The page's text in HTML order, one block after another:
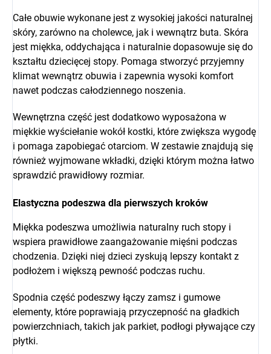
Całe obuwie wykonane jest z wysokiej jakości naturalnej
skóry, zarówno na cholewce, jak i wewnątrz buta. Skóra
jest miękka, oddychająca i naturalnie dopasowuje się do
kształtu dziecięcej stopy. Pomaga stworzyć przyjemny
klimat wewnątrz obuwia i zapewnia wysoki komfort
nawet podczas całodziennego noszenia.
Wewnętrzna część jest dodatkowo wyposażona w
miękkie wyściełanie wokół kostki, które zwiększa wygodę
i pomaga zapobiegać otarciom. W zestawie znajdują się
również wyjmowane wkładki, dzięki którym można łatwo
sprawdzić prawidłowy rozmiar.
Elastyczna podeszwa dla pierwszych kroków
Miękka podeszwa umożliwia naturalny ruch stopy i
wspiera prawidłowe zaangażowanie mięśni podczas
chodzenia. Dzięki niej dzieci zyskują lepszy kontakt z
podłożem i większą pewność podczas ruchu.
Spodnia część podeszwy łączy zamsz i gumowe
elementy, które poprawiają przyczepność na gładkich
powierzchniach, takich jak parkiet, podłogi pływające czy
płytki.